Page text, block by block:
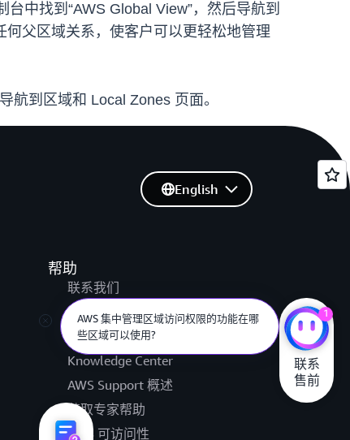
中找到“AWS Global View”，然后导航到
父区域关系，使客户可以更轻松地管理
导航到区域和 Local Zones 页面。
帮助
联系我们
提交支持工单
AWS re:Post
Knowledge Center
AWS Support 概述
获取专家帮助
AWS 可访问性
English
AWS 集中管理区域访问权限的功能在哪
些区域可以使用?
1
联系
售前